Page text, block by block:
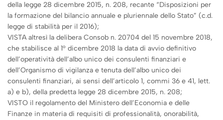
della legge 28 dicembre 2015, n. 208, recante “Disposizioni per
la formazione del bilancio annuale e pluriennale dello Stato” (c.d.
legge di stabilità per il 2016);
VISTA altresì la delibera Consob n. 20704 del 15 novembre 2018,
che stabilisce al 1° dicembre 2018 la data di avvio definitivo
dell’operatività dell’albo unico dei consulenti finanziari e
dell’Organismo di vigilanza e tenuta dell’albo unico dei
consulenti finanziari, ai sensi dell’articolo 1, commi 36 e 41, lett.
a) e b), della predetta legge 28 dicembre 2015, n. 208;
VISTO il regolamento del Ministero dell’Economia e delle
Finanze in materia di requisiti di professionalità, onorabilità,